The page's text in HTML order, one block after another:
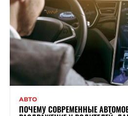
АВТО
ПОЧЕМУ СОВРЕМЕННЫЕ